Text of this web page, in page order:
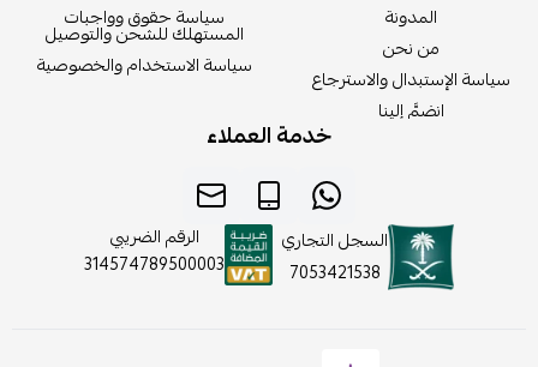
المدونة
من نحن
سياسة الإستبدال والاسترجاع
انضمَّ إلينا
سياسة حقوق وواجبات
المستهلك للشحن والتوصيل
سياسة الاستخدام والخصوصية
خدمة العملاء
السجل التجاري
7053421538
الرقم الضريبي
314574789500003